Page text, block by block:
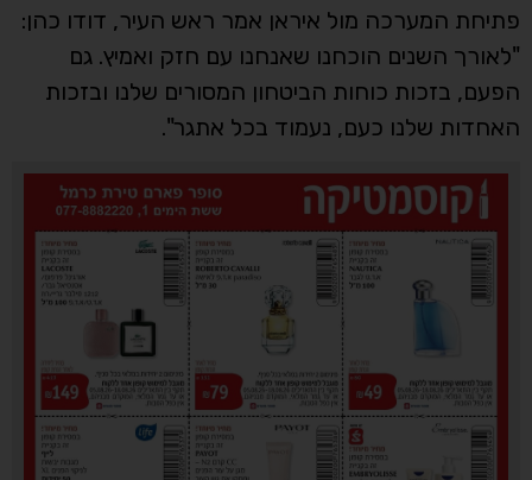
פתיחת המערכה מול איראן אמר ראש העיר, דודו כהן:
"לאורך השנים הוכחנו שאנחנו עם חזק ואמיץ. גם
הפעם, בזכות כוחות הביטחון המסורים שלנו ובזכות
האחדות שלנו כעם, נעמוד בכל אתגר".